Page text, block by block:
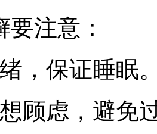
注意：
，保证睡眠
顾虑，避免